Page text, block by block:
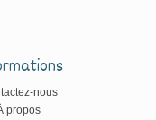
nous
propos